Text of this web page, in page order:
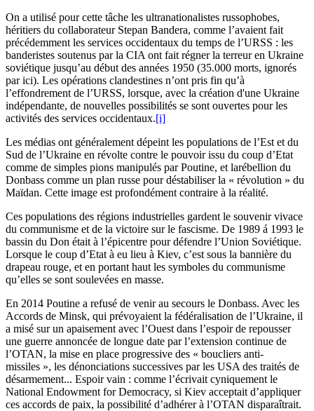
On a utilisé pour cette tâche les ultranationalistes russophobes,
héritiers du collaborateur Stepan Bandera, comme l’avaient fait
précédemment les services occidentaux du temps de l’URSS : les
banderistes soutenus par la CIA ont fait régner la terreur en Ukraine
soviétique jusqu’au début des années 1950 (35.000 morts, ignorés
par ici). Les opérations clandestines n’ont pris fin qu’à
l’effondrement de l’URSS, lorsque, avec la création d'une Ukraine
indépendante, de nouvelles possibilités se sont ouvertes pour les
activités des services occidentaux.[i]
Les médias ont généralement dépeint les populations de l’Est et du
Sud de l’Ukraine en révolte contre le pouvoir issu du coup d’Etat
comme de simples pions manipulés par Poutine, et larébellion du
Donbass comme un plan russe pour déstabiliser la « révolution » du
Maïdan. Cette image est profondément contraire à la réalité.
Ces populations des régions industrielles gardent le souvenir vivace
du communisme et de la victoire sur le fascisme. De 1989 á 1993 le
bassin du Don était à l’épicentre pour défendre l’Union Soviétique.
Lorsque le coup d’Etat à eu lieu à Kiev, c’est sous la bannière du
drapeau rouge, et en portant haut les symboles du communisme
qu’elles se sont soulevées en masse.
En 2014 Poutine a refusé de venir au secours le Donbass. Avec les
Accords de Minsk, qui prévoyaient la fédéralisation de l’Ukraine, il
a misé sur un apaisement avec l’Ouest dans l’espoir de repousser
une guerre annoncée de longue date par l’extension continue de
l’OTAN, la mise en place progressive des « boucliers anti-
missiles », les dénonciations successives par les USA des traités de
désarmement... Espoir vain : comme l’écrivait cyniquement le
National Endowment for Democracy, si Kiev acceptait d’appliquer
ces accords de paix, la possibilité d’adhérer à l’OTAN disparaîtrait.